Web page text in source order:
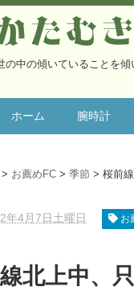
たむ
の中の傾いていることを
ホーム 腕時計
お薦めFC 季節 桜前
年4月7日土曜日 お
北上中、